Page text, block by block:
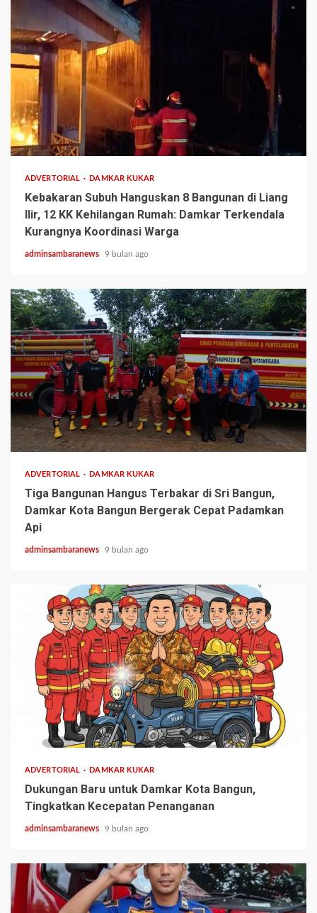
2 min read
ADVERTORIAL DAMKAR KUKAR
Kebakaran Subuh Hanguskan 8 Bangunan di Liang
Ilir, 12 KK Kehilangan Rumah: Damkar Terkendala
Kurangnya Koordinasi Warga
adminsambaranews 9 bulan ago
1 min read
ADVERTORIAL DAMKAR KUKAR
Tiga Bangunan Hangus Terbakar di Sri Bangun,
Damkar Kota Bangun Bergerak Cepat Padamkan
Api
adminsambaranews 9 bulan ago
1 min read
ADVERTORIAL DAMKAR KUKAR
Dukungan Baru untuk Damkar Kota Bangun,
Tingkatkan Kecepatan Penanganan
adminsambaranews 9 bulan ago